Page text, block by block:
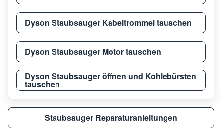
Dyson Staubsauger Kabeltrommel tauschen
Dyson Staubsauger Motor tauschen
Dyson Staubsauger öffnen und Kohlebürsten
tauschen
Staubsauger Reparaturanleitungen